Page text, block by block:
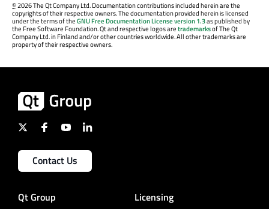
©2026 The Qt Company Ltd. Documentation contributions included herein are the
copyrights of their respective owners. The documentation provided herein is licensed
under the terms of theGNU Free Documentation License version 1.3as published by
the Free Software Foundation. Qt and respective logos aretrademarksof The Qt
Company Ltd. in Finland and/or other countries worldwide. All other trademarks are
property of their respective owners.
Contact Us
Qt Group Licensing